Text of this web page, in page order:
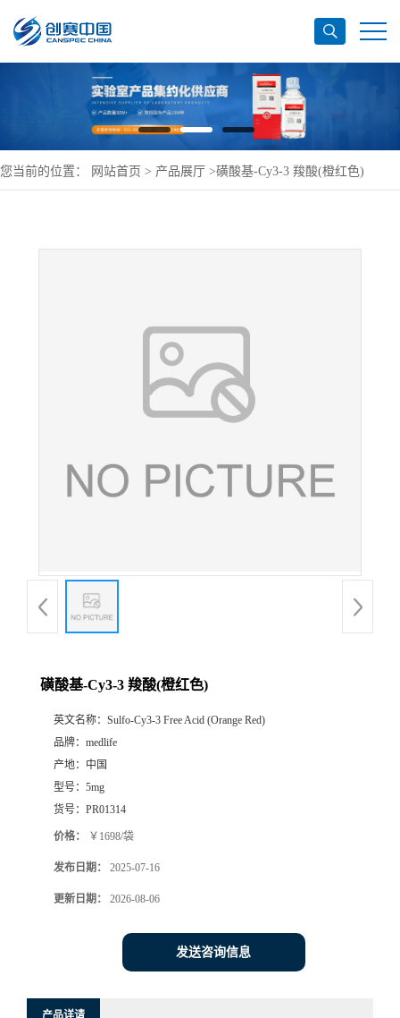
您当前的位置： 网站首页 > 产品展厅 >磺酸基-Cy3-3 羧酸(橙红色)
磺酸基-Cy3-3 羧酸(橙红色)
英文名称： Sulfo-Cy3-3 Free Acid (Orange Red)
品牌： medlife
产地： 中国
型号： 5mg
货号： PR01314
价格： ￥1698/袋
发布日期： 2025-07-16
更新日期： 2026-08-06
发送咨询信息
产品详请